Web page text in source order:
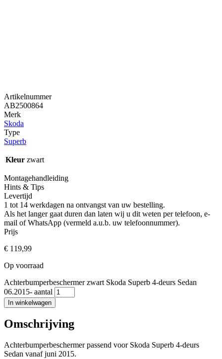
Artikelnummer
AB2500864
Merk
Skoda
Type
Superb
Kleur zwart
Montagehandleiding
Hints & Tips
Levertijd
1 tot 14 werkdagen na ontvangst van uw bestelling.
Als het langer gaat duren dan laten wij u dit weten per telefoon, e-
mail of WhatsApp (vermeld a.u.b. uw telefoonnummer).
Prijs
€ 119,99
Op voorraad
Achterbumperbeschermer zwart Skoda Superb 4-deurs Sedan
06.2015- aantal
In winkelwagen
Omschrijving
Achterbumperbeschermer passend voor Skoda Superb 4-deurs
Sedan vanaf juni 2015.